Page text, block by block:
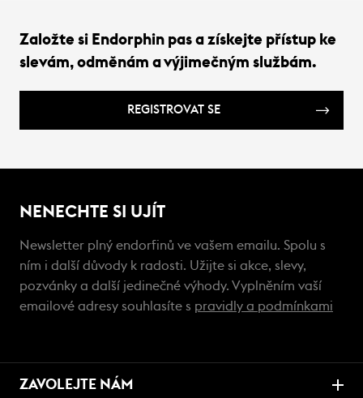
Založte si Endorphin pas a získejte přístup ke
slevám, odměnám a výjimečným službám.
REGISTROVAT SE
NENECHTE SI UJÍT
Newsletter plný endorfinů ve vašem emailu. Spolu s
ním i další důvody k radosti. Užijte si akce, slevy,
pozvánky a další jedinečné výhody. Vyplněním vaší
emailové adresy souhlasíte s pravidly a podmínkami
ZAVOLEJTE NÁM